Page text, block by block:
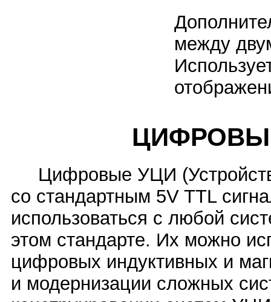
между
Цифровые УЦИ
со стандартным 5V TTL
использоваться с любой
этом стандарте. Их можно
цифровых индуктивных и
и модернизации сложных